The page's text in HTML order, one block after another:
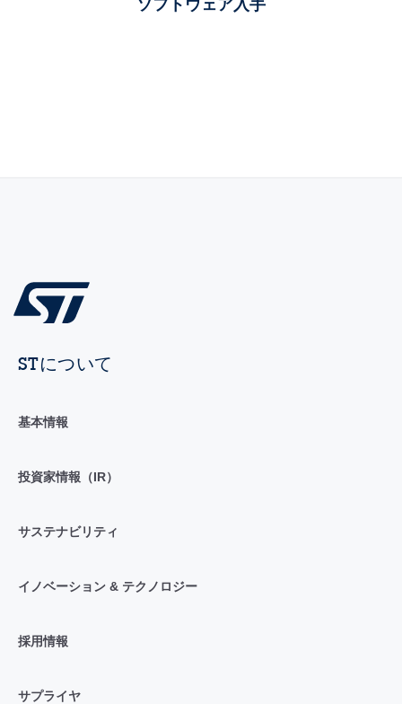
ソフトウェア入手
STについて
基本情報
投資家情報（IR）
サステナビリティ
イノベーション & テクノロジー
採用情報
サプライヤ